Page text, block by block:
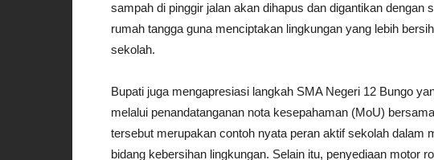
sampah di pinggir jalan akan dihapus dan digantikan dengan
rumah tangga guna menciptakan lingkungan yang lebih
sekolah.
Bupati juga mengapresiasi langkah SMA Negeri 12 Bungo
melalui penandatanganan nota kesepahaman (MoU)
tersebut merupakan contoh nyata peran aktif sekolah dalam
bidang kebersihan lingkungan. Selain itu, penyediaan motor